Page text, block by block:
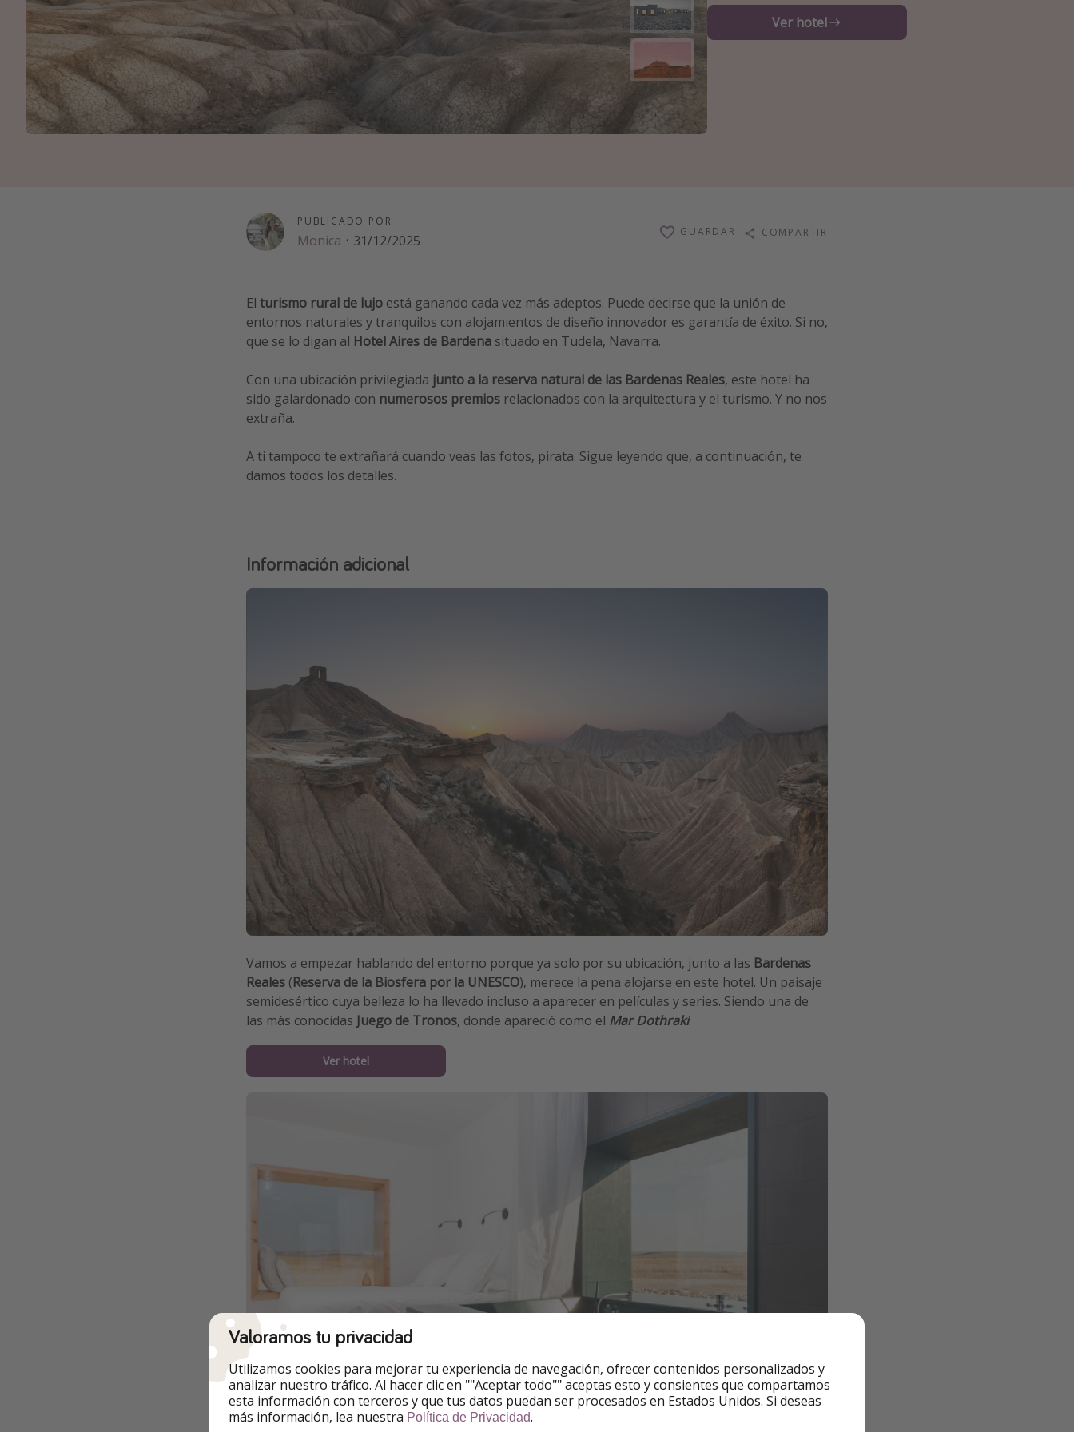
Ver hotel
PUBLICADO POR
Monica · 31/12/2025
GUARDAR COMPARTIR
El turismo rural de lujo está ganando cada vez más adeptos. Puede decirse que la unión de
entornos naturales y tranquilos con alojamientos de diseño innovador es garantía de éxito. Si no,
que se lo digan al Hotel Aires de Bardena situado en Tudela, Navarra.
Con una ubicación privilegiada junto a la reserva natural de las Bardenas Reales, este hotel ha
sido galardonado con numerosos premios relacionados con la arquitectura y el turismo. Y no nos
extraña.
A ti tampoco te extrañará cuando veas las fotos, pirata. Sigue leyendo que, a continuación, te
damos todos los detalles.
Información adicional
Vamos a empezar hablando del entorno porque ya solo por su ubicación, junto a las Bardenas
Reales (Reserva de la Biosfera por la UNESCO), merece la pena alojarse en este hotel. Un paisaje
semidesértico cuya belleza lo ha llevado incluso a aparecer en películas y series. Siendo una de
las más conocidas Juego de Tronos, donde apareció como el Mar Dothraki.
Ver hotel
Valoramos tu privacidad
Utilizamos cookies para mejorar tu experiencia de navegación, ofrecer contenidos personalizados y
analizar nuestro tráfico. Al hacer clic en ""Aceptar todo"" aceptas esto y consientes que compartamos
esta información con terceros y que tus datos puedan ser procesados en Estados Unidos. Si deseas
más información, lea nuestra Política de Privacidad.